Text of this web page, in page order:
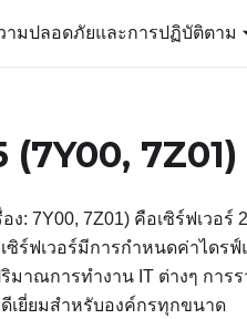
ามปลอดภัยและการปฏิบัติตาม
7Z01)
อง: 7Y00, 7Z01) คือเซิร์ฟเวอ
ซิร์ฟเวอร์มีการกำหนดค่าไดร
าณการทำงาน IT ต่างๆ การ
เยี่ยมสำหรับองค์กรทุกขนาด